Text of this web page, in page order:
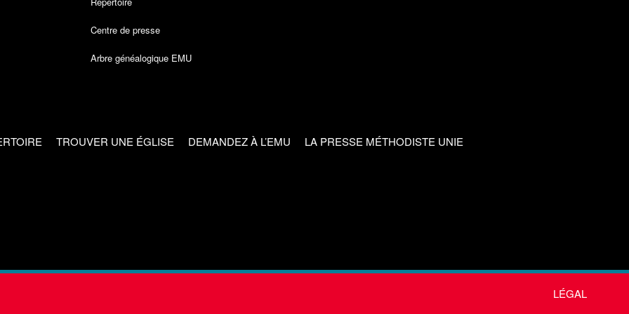
Centre de presse
Arbre généalogique EMU
TROUVER UNE ÉGLISE DEMANDEZ À L’EMU LA PRESSE MÉTHODISTE UNIE
LÉGAL